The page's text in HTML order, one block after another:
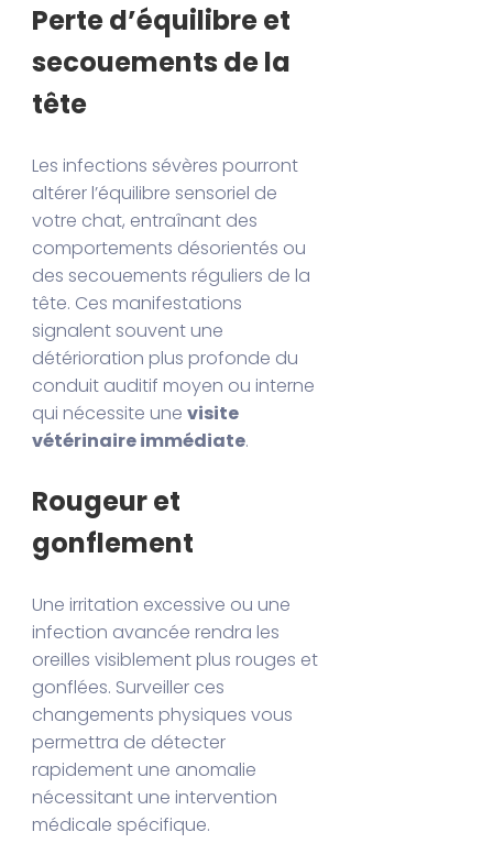
Perte d’équilibre et
secouements de la
tête
Les infections sévères pourront
altérer l’équilibre sensoriel de
votre chat, entraînant des
comportements désorientés ou
des secouements réguliers de la
tête. Ces manifestations
signalent souvent une
détérioration plus profonde du
conduit auditif moyen ou interne
qui nécessite unevisite
vétérinaire immédiate.
Rougeur et
gonflement
Une irritation excessive ou une
infection avancée rendra les
oreilles visiblement plus rouges et
gonflées. Surveiller ces
changements physiques vous
permettra de détecter
rapidement une anomalie
nécessitant une intervention
médicale spécifique.